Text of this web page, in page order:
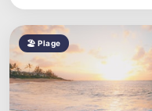
🏖 Plage